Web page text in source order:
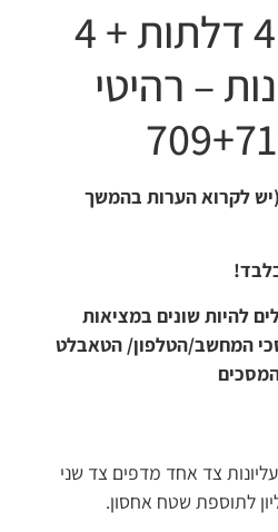
ארון בגדים 4 דלתות + 4
רהיטי
הערות בהמשך
שונים במציאות
הטלפון/ הטאבלט
עליונות צד אחד מדפים צד שני
שטח אחסון.